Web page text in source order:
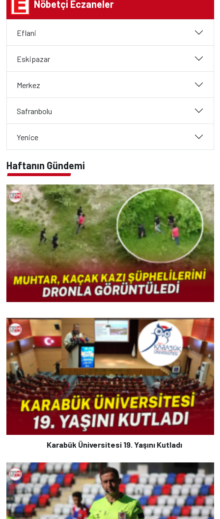
Nöbetçi Eczaneler
Eflani
Eskipazar
Merkez
Safranbolu
Yenice
Haftanın Gündemi
Karabük Üniversitesi 19. Yaşını Kutladı